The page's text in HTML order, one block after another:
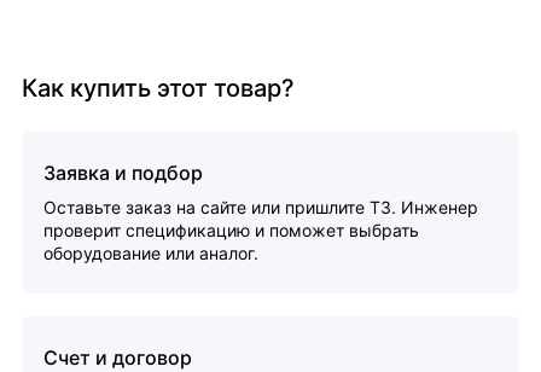
Как купить этот товар?
Заявка и подбор
Оставьте заказ на сайте или пришлите ТЗ. Инженер
проверит спецификацию и поможет выбрать
оборудование или аналог.
Счет и договор